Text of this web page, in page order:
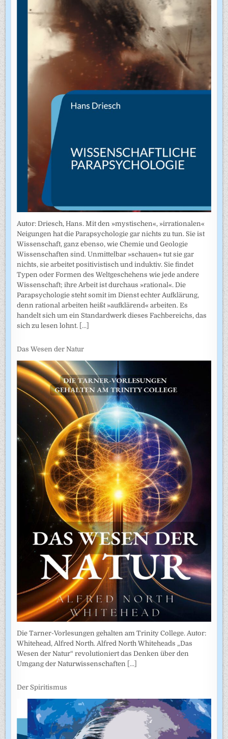
Autor: Driesch, Hans. Mit den »mystischen«, »irrationalen«
Neigungen hat die Parapsychologie gar nichts zu tun. Sie ist
Wissenschaft, ganz ebenso, wie Chemie und Geologie
Wissenschaften sind. Unmittelbar »schauen« tut sie gar
nichts, sie arbeitet positivistisch und induktiv. Sie findet
Typen oder Formen des Weltgeschehens wie jede andere
Wissenschaft; ihre Arbeit ist durchaus »rational«. Die
Parapsychologie steht somit im Dienst echter Aufklärung,
denn rational arbeiten heißt »aufklärend« arbeiten. Es
handelt sich um ein Standardwerk dieses Fachbereichs, das
sich zu lesen lohnt. [...]
Das Wesen der Natur
Die Tarner-Vorlesungen gehalten am Trinity College. Autor:
Whitehead, Alfred North. Alfred North Whiteheads „Das
Wesen der Natur“ revolutioniert das Denken über den
Umgang der Naturwissenschaften [...]
Der Spiritismus